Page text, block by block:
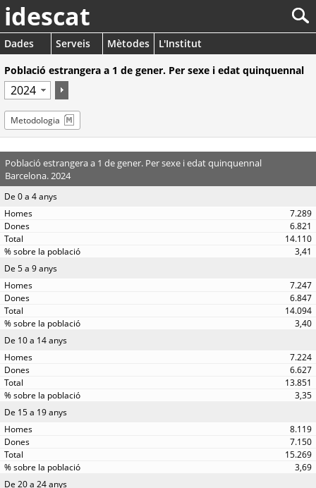
idescat
Dades Serveis Mètodes
L'Institut
Població estrangera a 1 de gener. Per sexe i edat quinquennal
Metodologia
Població estrangera a 1 de gener. Per sexe i edat quinquennal
Barcelona. 2024
De 0 a 4 anys
7.289
6.821
14.110
3,41
De 5 a 9 anys
7.247
6.847
14.094
3,40
De 10 a 14 anys
7.224
6.627
13.851
3,35
De 15 a 19 anys
8.119
7.150
15.269
3,69
De 20 a 24 anys